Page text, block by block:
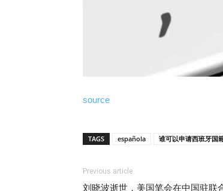
source
TAGS española 谁可以申请西班牙国
Previous article
刘晓波逝世，美国笔会在中国驻联